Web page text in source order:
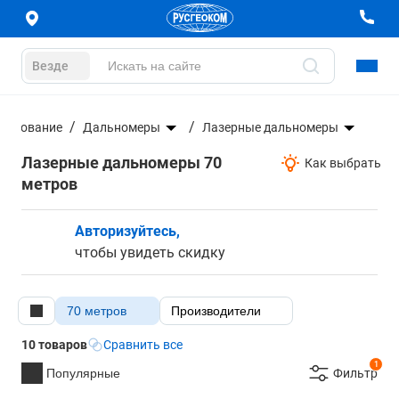
Везде
Дальномеры Лазерные дальномеры
Лазерные дальномеры 70
метров
Как выбрать
Авторизуйтесь,
чтобы увидеть скидку
70 метров Производители
10 товаров
Сравнить все
Популярные
1
Фильтр